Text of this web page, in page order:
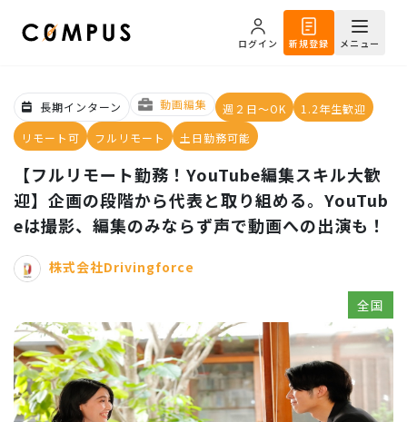
ログイン 新規登録 メニュー
長期インターン 動画編集 週２日～OK
1.2年生歓迎
リモート可
フルリモート 土日勤務可能
【フルリモート勤務！YouTube編集スキル大歓
迎】企画の段階から代表と取り組める。YouTub
eは撮影、編集のみならず声で動画への出演も！
株式会社Drivingforce
全国